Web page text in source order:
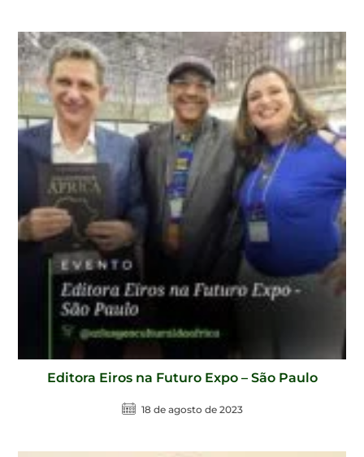
Editora Eiros na Futuro Expo – São Paulo
18 de agosto de 2023